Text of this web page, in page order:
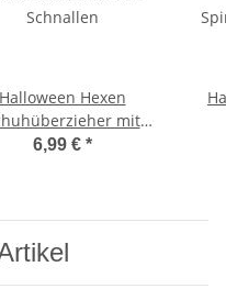
Halloween Hexen
mit
Schnallen
6,99 € *